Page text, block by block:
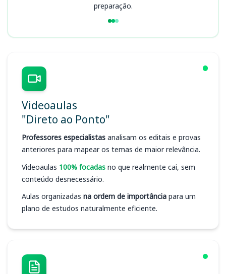
preparação.
Videoaulas
"Direto ao Ponto"
Professores especialistas analisam os editais e provas
anteriores para mapear os temas de maior relevância.
Videoaulas 100% focadas no que realmente cai, sem
conteúdo desnecessário.
Aulas organizadas na ordem de importância para um
plano de estudos naturalmente eficiente.